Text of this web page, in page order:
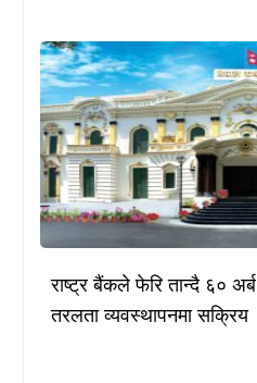
राष्ट्र बैंकले फेरि तान्दै ६०
तरलता व्यवस्थापनमा सक्रिय